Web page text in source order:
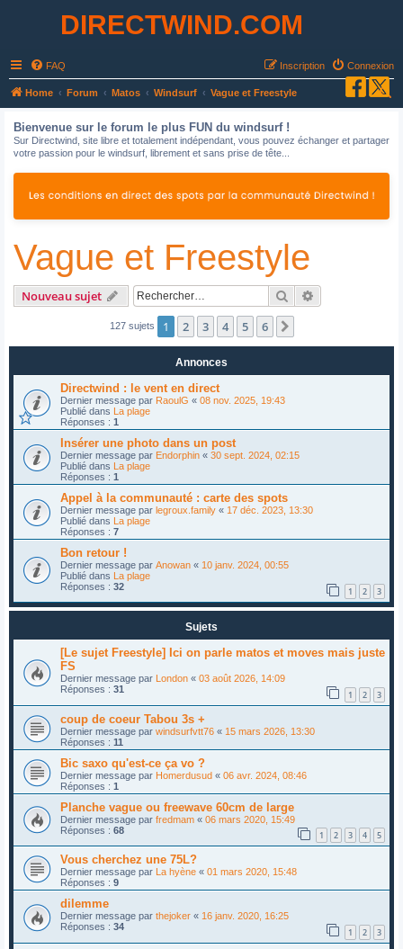
DIRECTWIND.COM
FAQ Connexion
Inscription
Home Forum Matos Windsurf Vague et Freestyle
Bienvenue sur le forum le plus FUN du windsurf !
Sur Directwind, site libre et totalement indépendant, vous pouvez échanger et partager
votre passion pour le windsurf, librement et sans prise de tête...
Vague et Freestyle
Nouveau sujet Rechercher
127 sujets 1 2 3 4 5 6
Annonces
Directwind : le vent en direct
Dernier message par RaoulG « 08 nov. 2025, 19:43
Publié dans La plage
Réponses : 1
Insérer une photo dans un post
Dernier message par Endorphin « 30 sept. 2024, 02:15
Publié dans La plage
Réponses : 1
Appel à la communauté : carte des spots
Dernier message par legroux.family « 17 déc. 2023, 13:30
Publié dans La plage
Réponses : 7
Bon retour !
Dernier message par Anowan « 10 janv. 2024, 00:55
Publié dans La plage
Réponses : 32 1 2 3
Sujets
[Le sujet Freestyle] Ici on parle matos et moves mais juste
FS
Dernier message par London « 03 août 2026, 14:09
Réponses : 31 1 2 3
coup de coeur Tabou 3s +
Dernier message par windsurfvtt76 « 15 mars 2026, 13:30
Réponses : 11
Bic saxo qu'est-ce ça vo ?
Dernier message par Homerdusud « 06 avr. 2024, 08:46
Réponses : 1
Planche vague ou freewave 60cm de large
Dernier message par fredmam « 06 mars 2020, 15:49
Réponses : 68 1 2 3 4 5
Vous cherchez une 75L?
Dernier message par La hyène « 01 mars 2020, 15:48
Réponses : 9
dilemme
Dernier message par thejoker « 16 janv. 2020, 16:25
Réponses : 34 1 2 3